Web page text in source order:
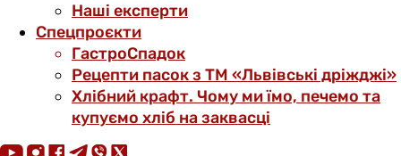
Наші експерти
Спецпроєкти
ГастроСпадок
Рецепти пасок з ТМ «Львівські дріжджі»
Хлібний крафт. Чому ми їмо, печемо та
купуємо хліб на заквасці